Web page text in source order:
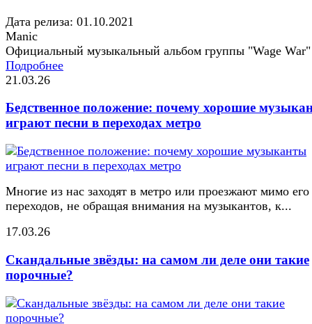
Дата релиза: 01.10.2021
Manic
Официальный музыкальный альбом группы "Wage War"
Подробнее
21.03.26
Бедственное положение: почему хорошие
играют песни в переходах метро
Многие из нас заходят в метро или проезжают мимо его
переходов, не обращая внимания на музыкантов, к...
17.03.26
Скандальные звёзды: на самом ли деле они такие
порочные?